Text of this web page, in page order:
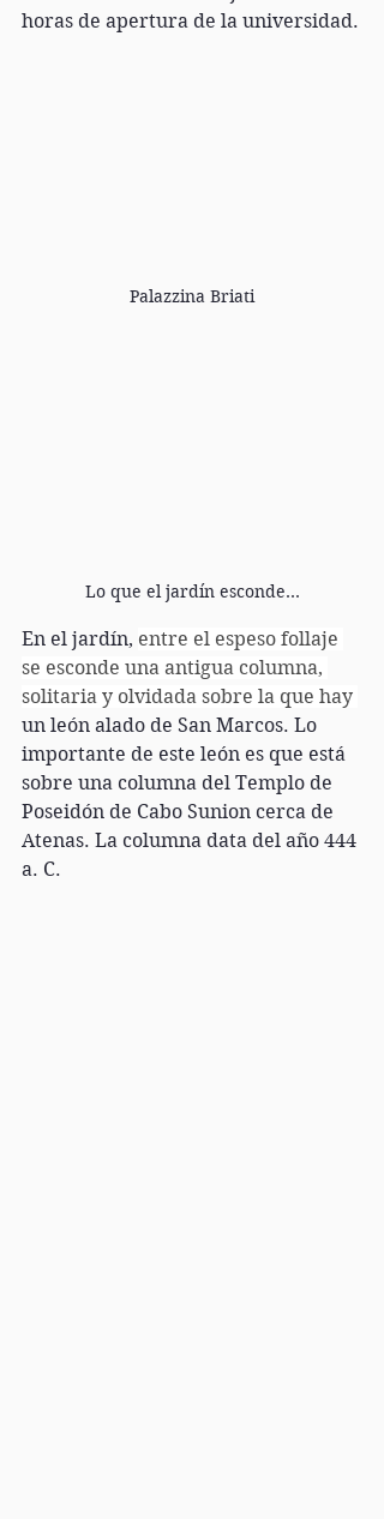
horas de apertura de la universidad.
Palazzina Briati
Lo que el jardín esconde...
En el jardín, entre el espeso follaje
se esconde una antigua columna,
solitaria y olvidada sobre la que hay
un león alado de San Marcos. Lo
importante de este león es que está
sobre una columna del Templo de
Poseidón de Cabo Sunion cerca de
Atenas. La columna data del año 444
a. C.